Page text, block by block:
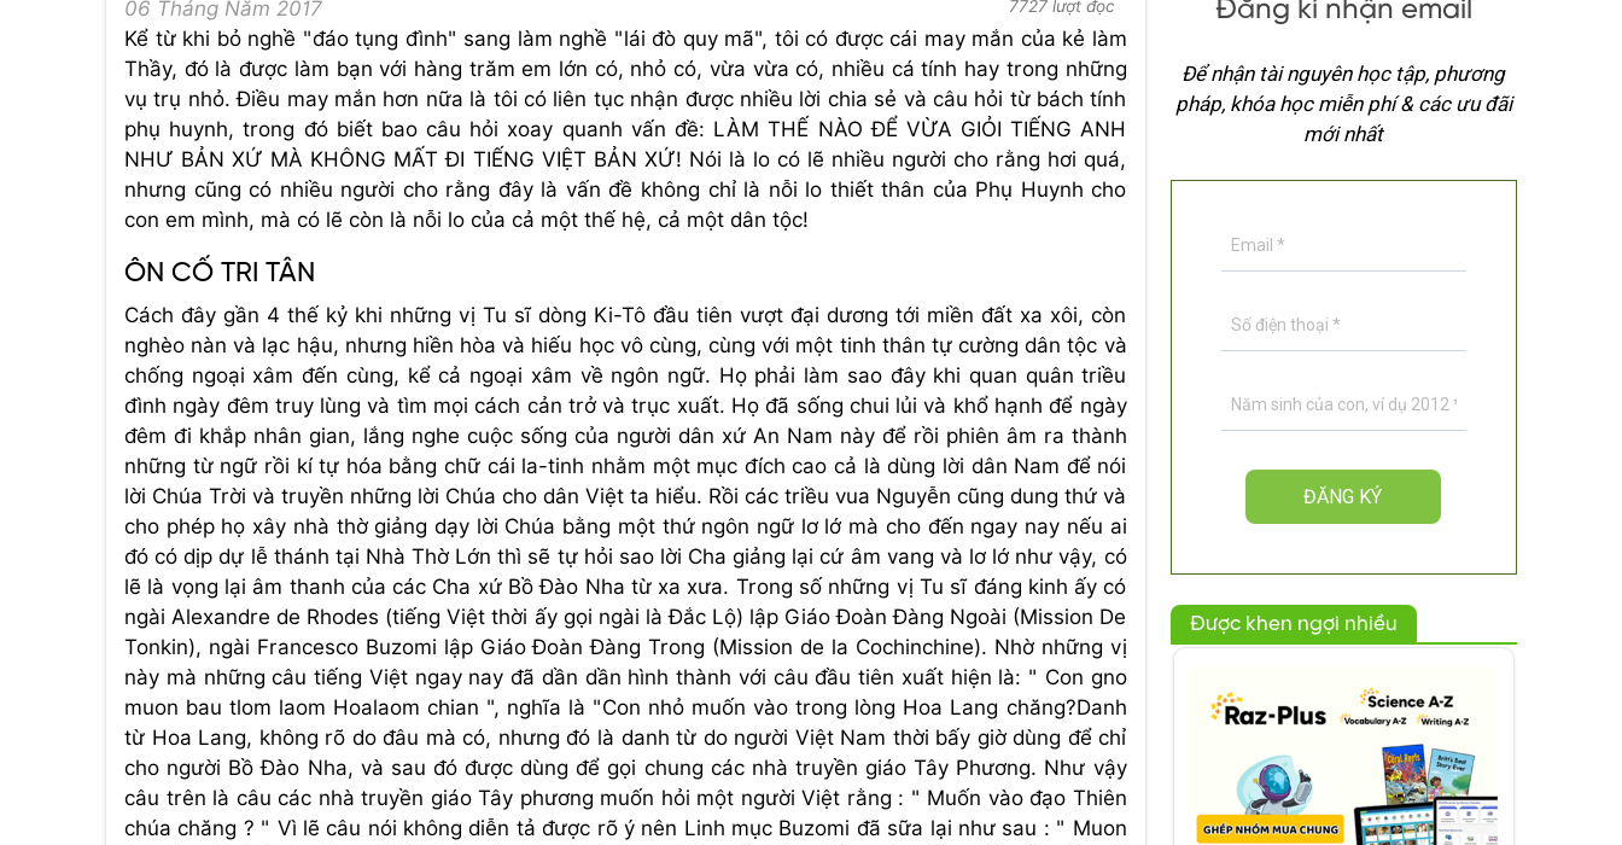
06 Tháng Năm 2017 7727 lượt đọc
Kể từ khi bỏ nghề "đáo tụng đình" sang làm nghề "lái đò quy mã", tôi có được cái may mắn của kẻ làm
Thầy, đó là được làm bạn với hàng trăm em lớn có, nhỏ có, vừa vừa có, nhiều cá tính hay trong những
vụ trụ nhỏ. Điều may mắn hơn nữa là tôi có liên tục nhận được nhiều lời chia sẻ và câu hỏi từ bách tính
phụ huynh, trong đó biết bao câu hỏi xoay quanh vấn đề: LÀM THẾ NÀO ĐỂ VỪA GIỎI TIẾNG ANH
NHƯ BẢN XỨ MÀ KHÔNG MẤT ĐI TIẾNG VIỆT BẢN XỨ! Nói là lo có lẽ nhiều người cho rằng hơi quá,
nhưng cũng có nhiều người cho rằng đây là vấn đề không chỉ là nỗi lo thiết thân của Phụ Huynh cho
con em mình, mà có lẽ còn là nỗi lo của cả một thế hệ, cả một dân tộc!
ÔN CỐ TRI TÂN
Cách đây gần 4 thế kỷ khi những vị Tu sĩ dòng Ki-Tô đầu tiên vượt đại dương tới miền đất xa xôi, còn
nghèo nàn và lạc hậu, nhưng hiền hòa và hiếu học vô cùng, cùng với một tinh thân tự cường dân tộc và
chống ngoại xâm đến cùng, kể cả ngoại xâm về ngôn ngữ. Họ phải làm sao đây khi quan quân triều
đình ngày đêm truy lùng và tìm mọi cách cản trở và trục xuất. Họ đã sống chui lủi và khổ hạnh để ngày
đêm đi khắp nhân gian, lắng nghe cuộc sống của người dân xứ An Nam này để rồi phiên âm ra thành
những từ ngữ rồi kí tự hóa bằng chữ cái la-tinh nhằm một mục đích cao cả là dùng lời dân Nam để nói
lời Chúa Trời và truyền những lời Chúa cho dân Việt ta hiểu. Rồi các triều vua Nguyễn cũng dung thứ và
cho phép họ xây nhà thờ giảng dạy lời Chúa bằng một thứ ngôn ngữ lơ lớ mà cho đến ngay nay nếu ai
đó có dịp dự lễ thánh tại Nhà Thờ Lớn thì sẽ tự hỏi sao lời Cha giảng lại cứ âm vang và lơ lớ như vậy, có
lẽ là vọng lại âm thanh của các Cha xứ Bồ Đào Nha từ xa xưa. Trong số những vị Tu sĩ đáng kinh ấy có
ngài Alexandre de Rhodes (tiếng Việt thời ấy gọi ngài là Đắc Lộ) lập Giáo Đoàn Đàng Ngoài (Mission De
Tonkin), ngài Francesco Buzomi lập Giáo Đoàn Đàng Trong (Mission de la Cochinchine). Nhờ những vị
này mà những câu tiếng Việt ngay nay đã dần dần hình thành với câu đầu tiên xuất hiện là: " Con gno
muon bau tlom laom Hoalaom chian ", nghĩa là "Con nhỏ muốn vào trong lòng Hoa Lang chăng?Danh
từ Hoa Lang, không rõ do đâu mà có, nhưng đó là danh từ do người Việt Nam thời bấy giờ dùng để chỉ
cho người Bồ Đào Nha, và sau đó được dùng để gọi chung các nhà truyền giáo Tây Phương. Như vậy
câu trên là câu các nhà truyền giáo Tây phương muốn hỏi một người Việt rằng : " Muốn vào đạo Thiên
chúa chăng ? " Vì lẽ câu nói không diễn tả được rõ ý nên Linh mục Buzomi đã sữa lại như sau : " Muon
Đăng kí nhận email
Để nhận tài nguyên học tập, phương
pháp, khóa học miễn phí & các ưu đãi
mới nhất
Được khen ngợi nhiều